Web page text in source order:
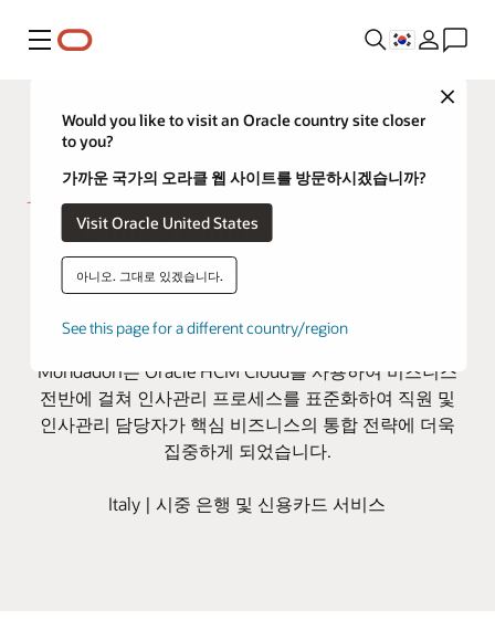
메뉴
Close
Would you like to visit an Oracle country site closer
to you?
가까운 국가의 오라클 웹 사이트를 방문하시겠습니까?
Visit Oracle United States
아니오. 그대로 있겠습니다.
See this page for a different country/region
Gruppo Mondadori, Oracle
Cloud를 통해 인사관리 프로세스
이탈리아의 주요 서적, 잡지 및 디지털 출판사인 Gruppo
Mondadori는 Oracle HCM Cloud를 사용하여 비즈니스
전반에 걸쳐 인사관리 프로세스를 표준화하여 직원 및
인사관리 담당자가 핵심 비즈니스의 통합 전략에 더욱
집중하게 되었습니다.
Italy | 시중 은행 및 신용카드 서비스